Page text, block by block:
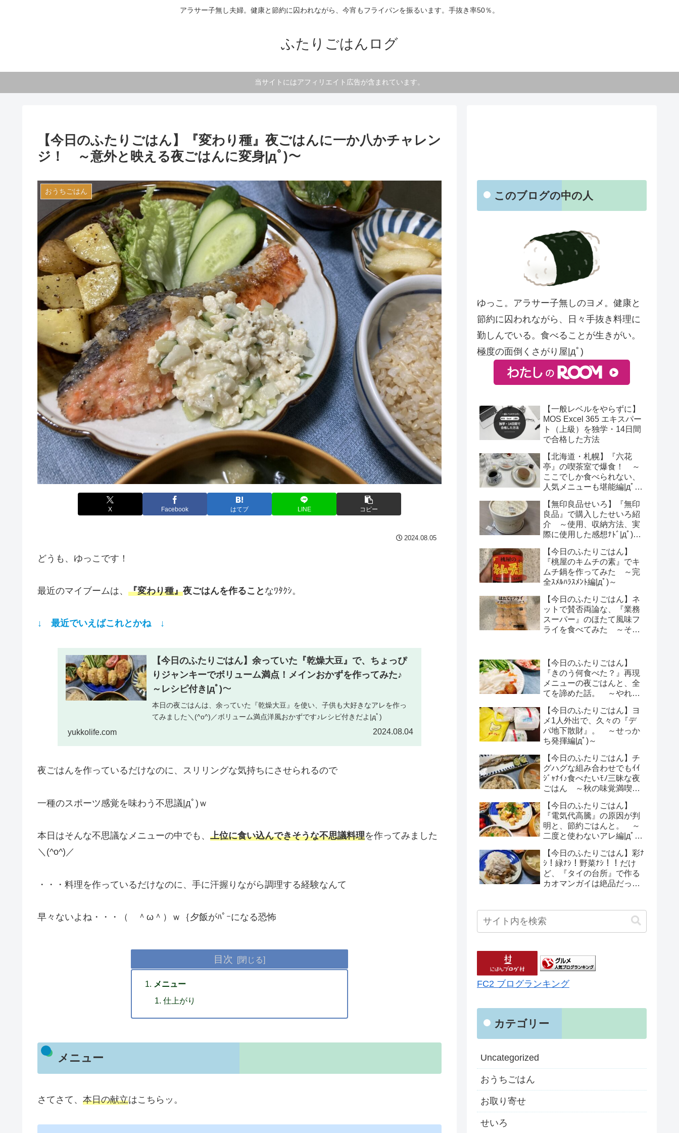
アラサー子無し夫婦。健康と節約に囚われながら、今宵もフライパンを振るいます。手抜き率50％。
ふたりごはんログ
当サイトにはアフィリエイト広告が含まれています。
【今日のふたりごはん】『変わり種』夜ごはんに一か八かチャレン
ジ！ ～意外と映える夜ごはんに変身|дﾟ)～
おうちごはん
X Facebook はてブ LINE コピー
2024.08.05
どうも、ゆっこです！
最近のマイブームは、 『変わり種』夜ごはんを作ること なﾜﾀｸｼ。
↓ 最近でいえばこれとかね ↓
【今日のふたりごはん】余っていた『乾燥大豆』で、ちょっぴ
りジャンキーでボリューム満点！メインおかずを作ってみた♪
～レシピ付き|дﾟ)～
本日の夜ごはんは、余っていた『乾燥大豆』を使い、子供も大好きなアレを作っ
てみました＼(^o^)／ボリューム満点洋風おかずです♪レシピ付きだよ|дﾟ)
yukkolife.com 2024.08.04
夜ごはんを作っているだけなのに、スリリングな気持ちにさせられるので
一種のスポーツ感覚を味わう不思議|дﾟ)ｗ
本日はそんな不思議なメニューの中でも、 上位に食い込んできそうな不思議料理を作ってみました
＼(^o^)／
・・・料理を作っているだけなのに、手に汗握りながら調理する経験なんて
早々ないよね・・・（ ＾ω＾）ｗ｛夕飯がﾊﾟｰになる恐怖
目次
メニュー
仕上がり
メニュー
さてさて、 本日の献立はこちらッ。
このブログの中の人
ゆっこ。アラサー子無しのヨメ。健康と
節約に囚われながら、日々手抜き料理に
勤しんでいる。食べることが生きがい。
極度の面倒くさがり屋|дﾟ)
【一般レベルをやらずに】
MOS Excel 365 エキスパー
ト（上級）を独学・14日間
で合格した方法
【北海道・札幌】『六花
亭』の喫茶室で爆食！ ～
ここでしか食べられない、
人気メニューも堪能編|дﾟ)
【無印良品せいろ】『無印
良品』で購入したせいろ紹
介 ～使用、収納方法、実
際に使用した感想ﾅﾄﾞ|дﾟ)～
【今日のふたりごはん】
『桃屋のキムチの素』でキ
ムチ鍋を作ってみた ～完
全ｽﾒﾙﾊﾗｽﾒﾝﾄ編|дﾟ)～
【今日のふたりごはん】ネ
ットで賛否両論な、『業務
スーパー』のほたて風味フ
ライを食べてみた ～その
【今日のふたりごはん】
『きのう何食べた？』再現
メニューの夜ごはんと、全
てを諦めた話。 ～やれる
～
【今日のふたりごはん】ヨ
メ1人外出で、久々の『デ
パ地下散財』。 ～せっか
ち発揮編|дﾟ)～
【今日のふたりごはん】チ
グハグな組み合わせでもｲｲ
ｼﾞｬﾅｲ♪食べたいﾓﾉ三昧な夜
ごはん ～秋の味覚満喫編|
【今日のふたりごはん】
『電気代高騰』の原因が判
明と、節約ごはんと。 ～
二度と使わないアレ編|дﾟ)
【今日のふたりごはん】彩ﾅ
ｼ！緑ﾅｼ！野菜ﾅｼ！！だけ
ど、『タイの台所』で作る
カオマンガイは絶品だっ
FC2 ブログランキング
カテゴリー
Uncategorized
おうちごはん
お取り寄せ
せいろ